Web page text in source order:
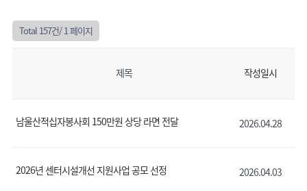
Total 157건/1 페이지
제목 작성일시
남울산적십자봉사회 150만원 상당 라면 전달 2026.04.28
2026년 센터시설개선 지원사업 공모 선정 2026.04.03